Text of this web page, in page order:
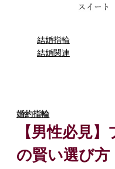
結婚指輪
結婚関連
婚約指輪
【男性必見
の賢い選び方